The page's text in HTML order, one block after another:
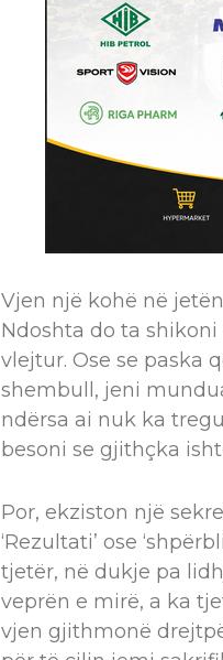
Vjen një kohë në
Ndoshta do ta shikoni
vlejtur. Ose se paska
shembull, jeni
ndërsa ai nuk ka
besoni se gjithçka
Por, ekziston një
‘Rezultati’ ose
tjetër, në dukje pa
veprën e mirë, a ka
vjen gjithmonë